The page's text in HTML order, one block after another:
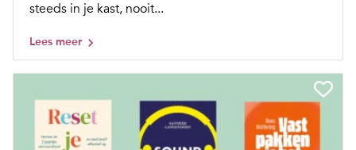
steeds in je kast, nooit...
Lees meer